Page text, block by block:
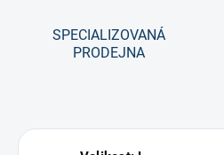
SPECIALIZOVANÁ
PRODEJNA